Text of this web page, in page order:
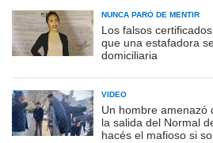
NUNCA PARÓ DE MENTIR
Los falsos
que una estafadora
domiciliaria
VIDEO
Un hombre amenazó
la salida del Normal
hacés el mafioso si